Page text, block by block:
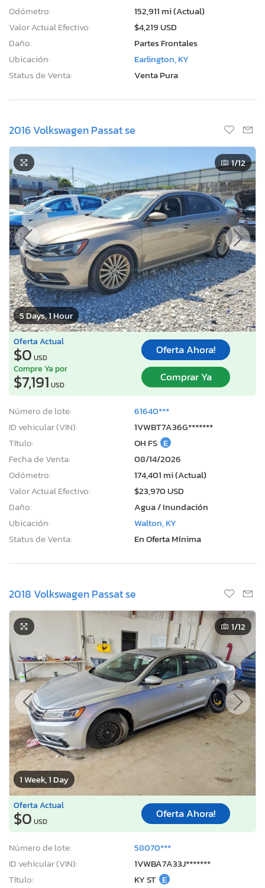
Odómetro:
152,911 mi (Actual)
Valor Actual Efectivo:
$4,219 USD
Daño:
Partes Frontales
Ubicación:
Earlington, KY
Status de Venta:
Venta Pura
2016 Volkswagen Passat se
5 Days, 1 Hour
1/12
Oferta Actual
$0 USD
Oferta Ahora!
Compre Ya por
$7,191 USD
Comprar Ya
Número de lote:
61640***
ID vehicular (VIN):
1VWBT7A36G*******
Título:
OH FS E
Fecha de Venta:
08/14/2026
Odómetro:
174,401 mi (Actual)
Valor Actual Efectivo:
$23,970 USD
Daño:
Agua / Inundación
Ubicación:
Walton, KY
Status de Venta:
En Oferta Mínima
2018 Volkswagen Passat se
1 Week, 1 Day
1/12
Oferta Actual
$0 USD
Oferta Ahora!
Número de lote:
58070***
ID vehicular (VIN):
1VWBA7A33J*******
Título:
KY ST E